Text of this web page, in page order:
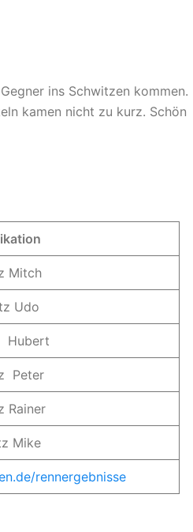
ins Schwitzen kommen.
kamen nicht zu kurz. Schön
Mitch
Udo
Hubert
Peter
Rainer
Mike
rennergebnisse